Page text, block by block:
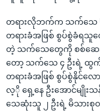
တရားလိုဘက်က သက်သေ ၆
တရားခံအဖြစ် စွပ်စွဲခံရသူ
တဲ့ သက်သေတွေကို စစ်ဆေး
တော့ သက်သေ ၄ ဦးရဲ့ ထွက်
တရားခံအဖြစ် စွပ်စွဲနိုင်
လ့ို ရှေ့နေ ဦးအောင်မျိုး
သေဆုံးသူ ၂ ဦးရဲ့ မိသားစုဝ